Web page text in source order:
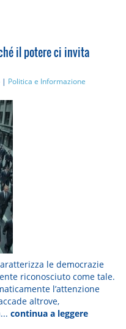
il potere ci invita
| Politica e Informazione
le democrazie
riconosciuto come tale.
l’attenzione
altrove,
continua a leggere